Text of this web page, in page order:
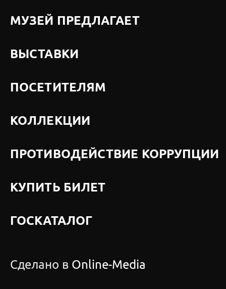
МУЗЕЙ ПРЕДЛАГАЕТ
ВЫСТАВКИ
ПОСЕТИТЕЛЯМ
КОЛЛЕКЦИИ
ПРОТИВОДЕЙСТВИЕ КОРРУПЦИИ
КУПИТЬ БИЛЕТ
ГОСКАТАЛОГ
Сделано в Online-Media